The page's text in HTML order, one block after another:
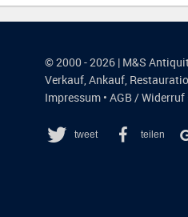
© 2000 - 2026 | M&S
Verkauf,Ankauf,
Impressum •AGB / Widerruf
tweet teilen